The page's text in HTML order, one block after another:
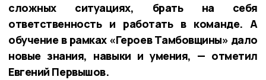
сложных ситуациях, брать на себя
ответственность и работать в команде. А
обучение в рамках «Героев Тамбовщины» дало
новые знания, навыки и умения, — отметил
Евгений Первышов.